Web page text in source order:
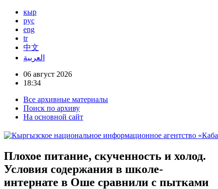
кыр
рус
eng
tr
中文
العربية
06 август 2026
18:34
Все архивные материалы
Поиск по архиву
На основной сайт
Плохое питание, скученность и холод.
Условия содержания в школе-
интернате в Оше сравнили с пытками